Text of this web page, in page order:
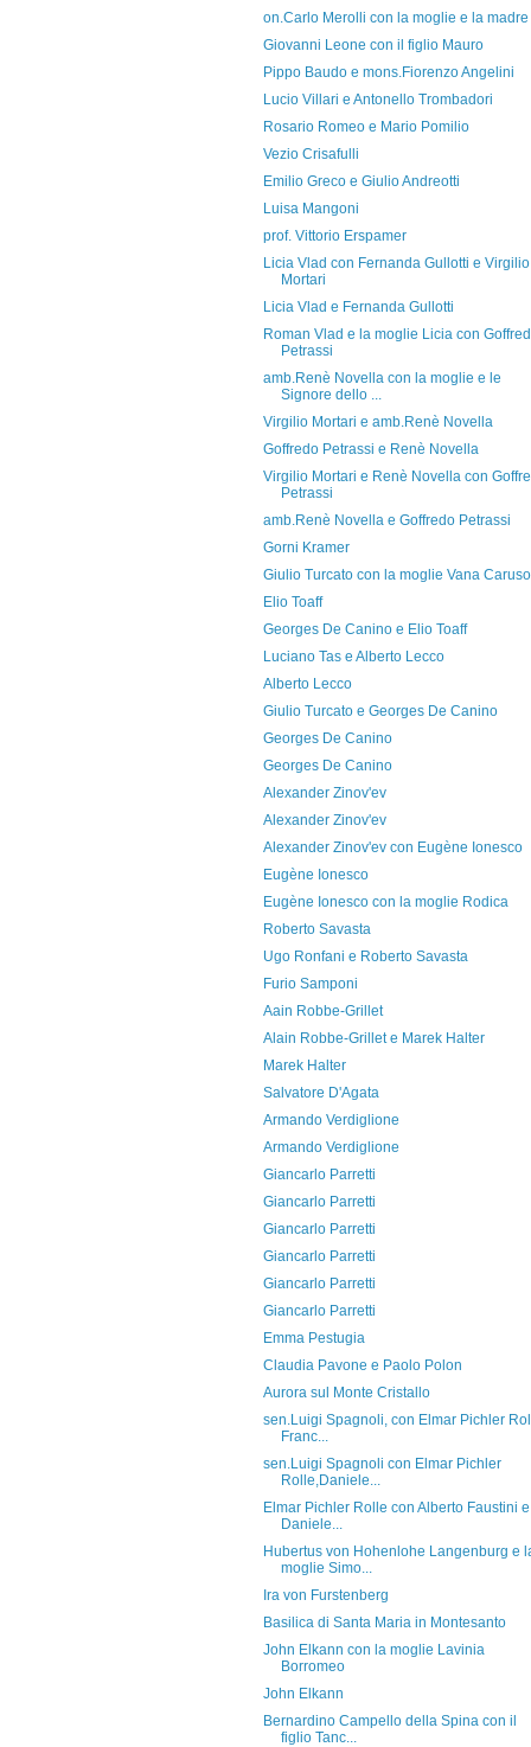
on.Carlo Merolli con la moglie e la madre
Giovanni Leone con il figlio Mauro
Pippo Baudo e mons.Fiorenzo Angelini
Lucio Villari e Antonello Trombadori
Rosario Romeo e Mario Pomilio
Vezio Crisafulli
Emilio Greco e Giulio Andreotti
Luisa Mangoni
prof. Vittorio Erspamer
Licia Vlad con Fernanda Gullotti e Virgilio
Mortari
Licia Vlad e Fernanda Gullotti
Roman Vlad e la moglie Licia con
Petrassi
amb.Renè Novella con la moglie e le
Signore dello ...
Virgilio Mortari e amb.Renè Novella
Goffredo Petrassi e Renè Novella
Virgilio Mortari e Renè Novella con
Petrassi
amb.Renè Novella e Goffredo Petrassi
Gorni Kramer
Giulio Turcato con la moglie Vana Caruso
Elio Toaff
Georges De Canino e Elio Toaff
Luciano Tas e Alberto Lecco
Alberto Lecco
Giulio Turcato e Georges De Canino
Georges De Canino
Georges De Canino
Alexander Zinov'ev
Alexander Zinov'ev
Alexander Zinov'ev con Eugène Ionesco
Eugène Ionesco
Eugène Ionesco con la moglie Rodica
Roberto Savasta
Ugo Ronfani e Roberto Savasta
Furio Samponi
Aain Robbe-Grillet
Alain Robbe-Grillet e Marek Halter
Marek Halter
Salvatore D'Agata
Armando Verdiglione
Armando Verdiglione
Giancarlo Parretti
Giancarlo Parretti
Giancarlo Parretti
Giancarlo Parretti
Giancarlo Parretti
Giancarlo Parretti
Emma Pestugia
Claudia Pavone e Paolo Polon
Aurora sul Monte Cristallo
sen.Luigi Spagnoli, con Elmar Pichler
Franc...
sen.Luigi Spagnoli con Elmar Pichler
Rolle,Daniele...
Elmar Pichler Rolle con Alberto Faustini e
Daniele...
Hubertus von Hohenlohe Langenburg e
moglie Simo...
Ira von Furstenberg
Basilica di Santa Maria in Montesanto
John Elkann con la moglie Lavinia
Borromeo
John Elkann
Bernardino Campello della Spina con il
figlio Tanc...